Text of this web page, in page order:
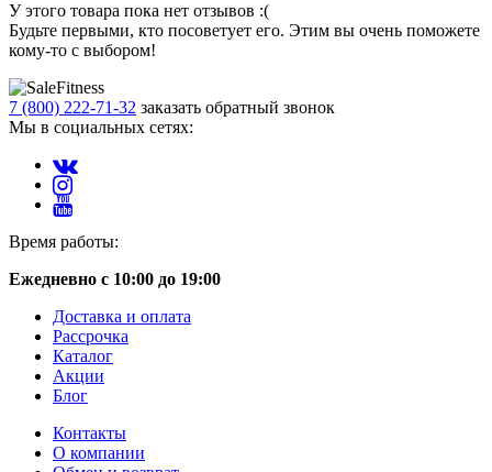
У этого товара пока нет отзывов :(
Будьте первыми, кто посоветует его. Этим вы очень поможете
кому-то с выбором!
7 (800) 222-71-32 заказать обратный звонок
Мы в социальных сетях:
Время работы:
Ежедневно с 10:00 до 19:00
Доставка и оплата
Рассрочка
Каталог
Акции
Блог
Контакты
О компании